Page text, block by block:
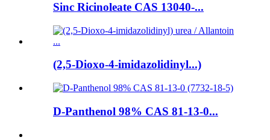
Sinc Ricinoleate CAS 13040-...
(2,5-Dioxo-4-imidazolidinyl...)
D-Panthenol 98% CAS 81-13-0...